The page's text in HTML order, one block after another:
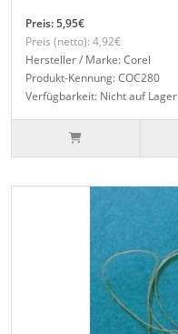
Preis: 5,95€
Preis (netto): 4,92€
Hersteller / Marke: Corel
Produkt-Kennung: COC280
Verfügbarkeit: Nicht auf Lager